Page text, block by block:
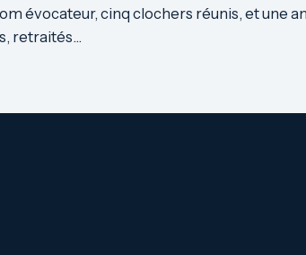
évocateur, cinq clochers réunis, et une
retraités…